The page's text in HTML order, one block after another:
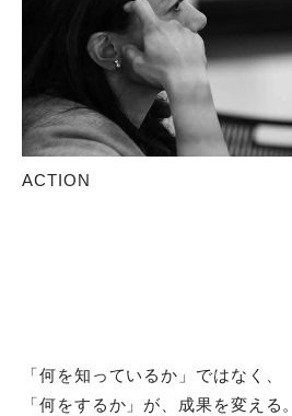
ACTION
「何を知っているか」ではなく、
「何をするか」が、成果を変える。